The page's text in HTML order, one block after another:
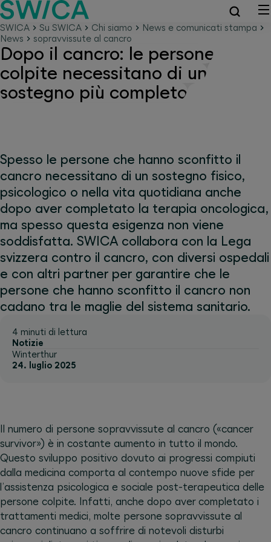
SWICA Su SWICA Chi siamo
News e comunicati stampa
News
sopravvissute al cancro
Dopo il cancro: le persone
colpite necessitano di un
sostegno più completo
Spesso le persone che hanno sconfitto il
cancro necessitano di un sostegno fisico,
psicologico o nella vita quotidiana anche
dopo aver completato la terapia oncologica,
ma spesso questa esigenza non viene
soddisfatta. SWICA collabora con la Lega
svizzera contro il cancro, con diversi ospedali
e con altri partner per garantire che le
persone che hanno sconfitto il cancro non
cadano tra le maglie del sistema sanitario.
4 minuti di lettura
Notizie
Winterthur
24. luglio 2025
Il numero di persone sopravvissute al cancro («cancer
survivor») è in costante aumento in tutto il mondo.
Questo sviluppo positivo dovuto ai progressi compiuti
dalla medicina comporta al contempo nuove sfide per
l’assistenza psicologica e sociale post-terapeutica delle
persone colpite. Infatti, anche dopo aver completato i
trattamenti medici, molte persone sopravvissute al
cancro continuano a soffrire di notevoli disturbi